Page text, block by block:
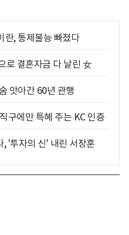
, 통제불능 빠졌다
로 결혼자금 다 날린 女
앗아간 60년 관행
구에만 특혜 주는 KC 인증
'투자의 신' 내린 서장훈